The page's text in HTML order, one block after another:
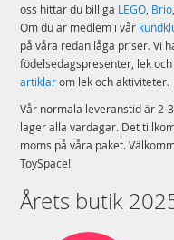
oss hittar du billiga LEGO, Brio,
Om du är medlem i vår
på våra redan låga priser. Vi
födelsedagspresenter, lek
artiklarom lek och aktiviteter.
Vår normala leveranstid är 2-
lager alla vardagar. Det
moms på våra paket.
ToySpace!
Årets butik